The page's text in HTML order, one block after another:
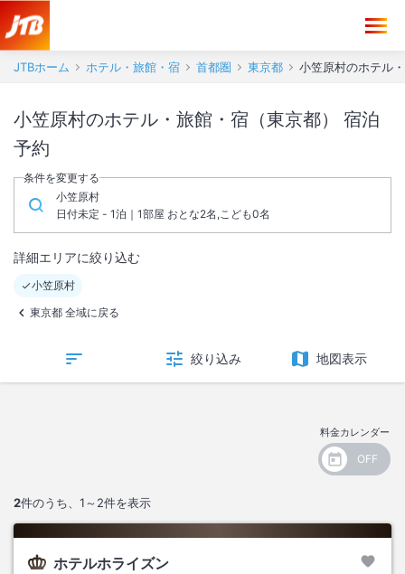
JTBホーム ホテル・旅館・宿 首都圏 東京都 小笠原村のホテル
小笠原村のホテル・旅館・宿（東京都） 宿泊
予約
条件を変更する
小笠原村
日付未定 - 1泊｜1部屋 おとな2名,こども0名
詳細エリアに絞り込む
小笠原村
東京都 全域に戻る
絞り込み 地図表示
料金カレンダー
2件のうち、 1～2件を表示
ホテルホライズン